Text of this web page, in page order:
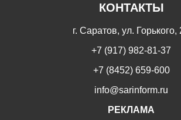
КОНТАКТЫ
г. Саратов, ул. Горького,
+7 (917) 982-81-37
+7 (8452) 659-600
info@sarinform.ru
РЕКЛАМА